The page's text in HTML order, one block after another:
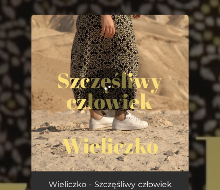
You're all set!
Szczęśliwy człowiek 05:03
Wieliczko - Szczęśliwy człowiek